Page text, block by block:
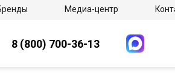
Медиа-центр
8 (800) 700-36-13